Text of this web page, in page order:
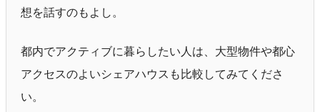
想を話すのもよし。
都内でアクティブに暮らしたい人は、大型物件や都心
アクセスのよいシェアハウスも比較してみてくださ
い。